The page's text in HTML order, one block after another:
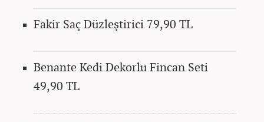
Fakir Saç Düzleştirici 79,90 TL
Benante Kedi Dekorlu Fincan Seti
49,90 TL